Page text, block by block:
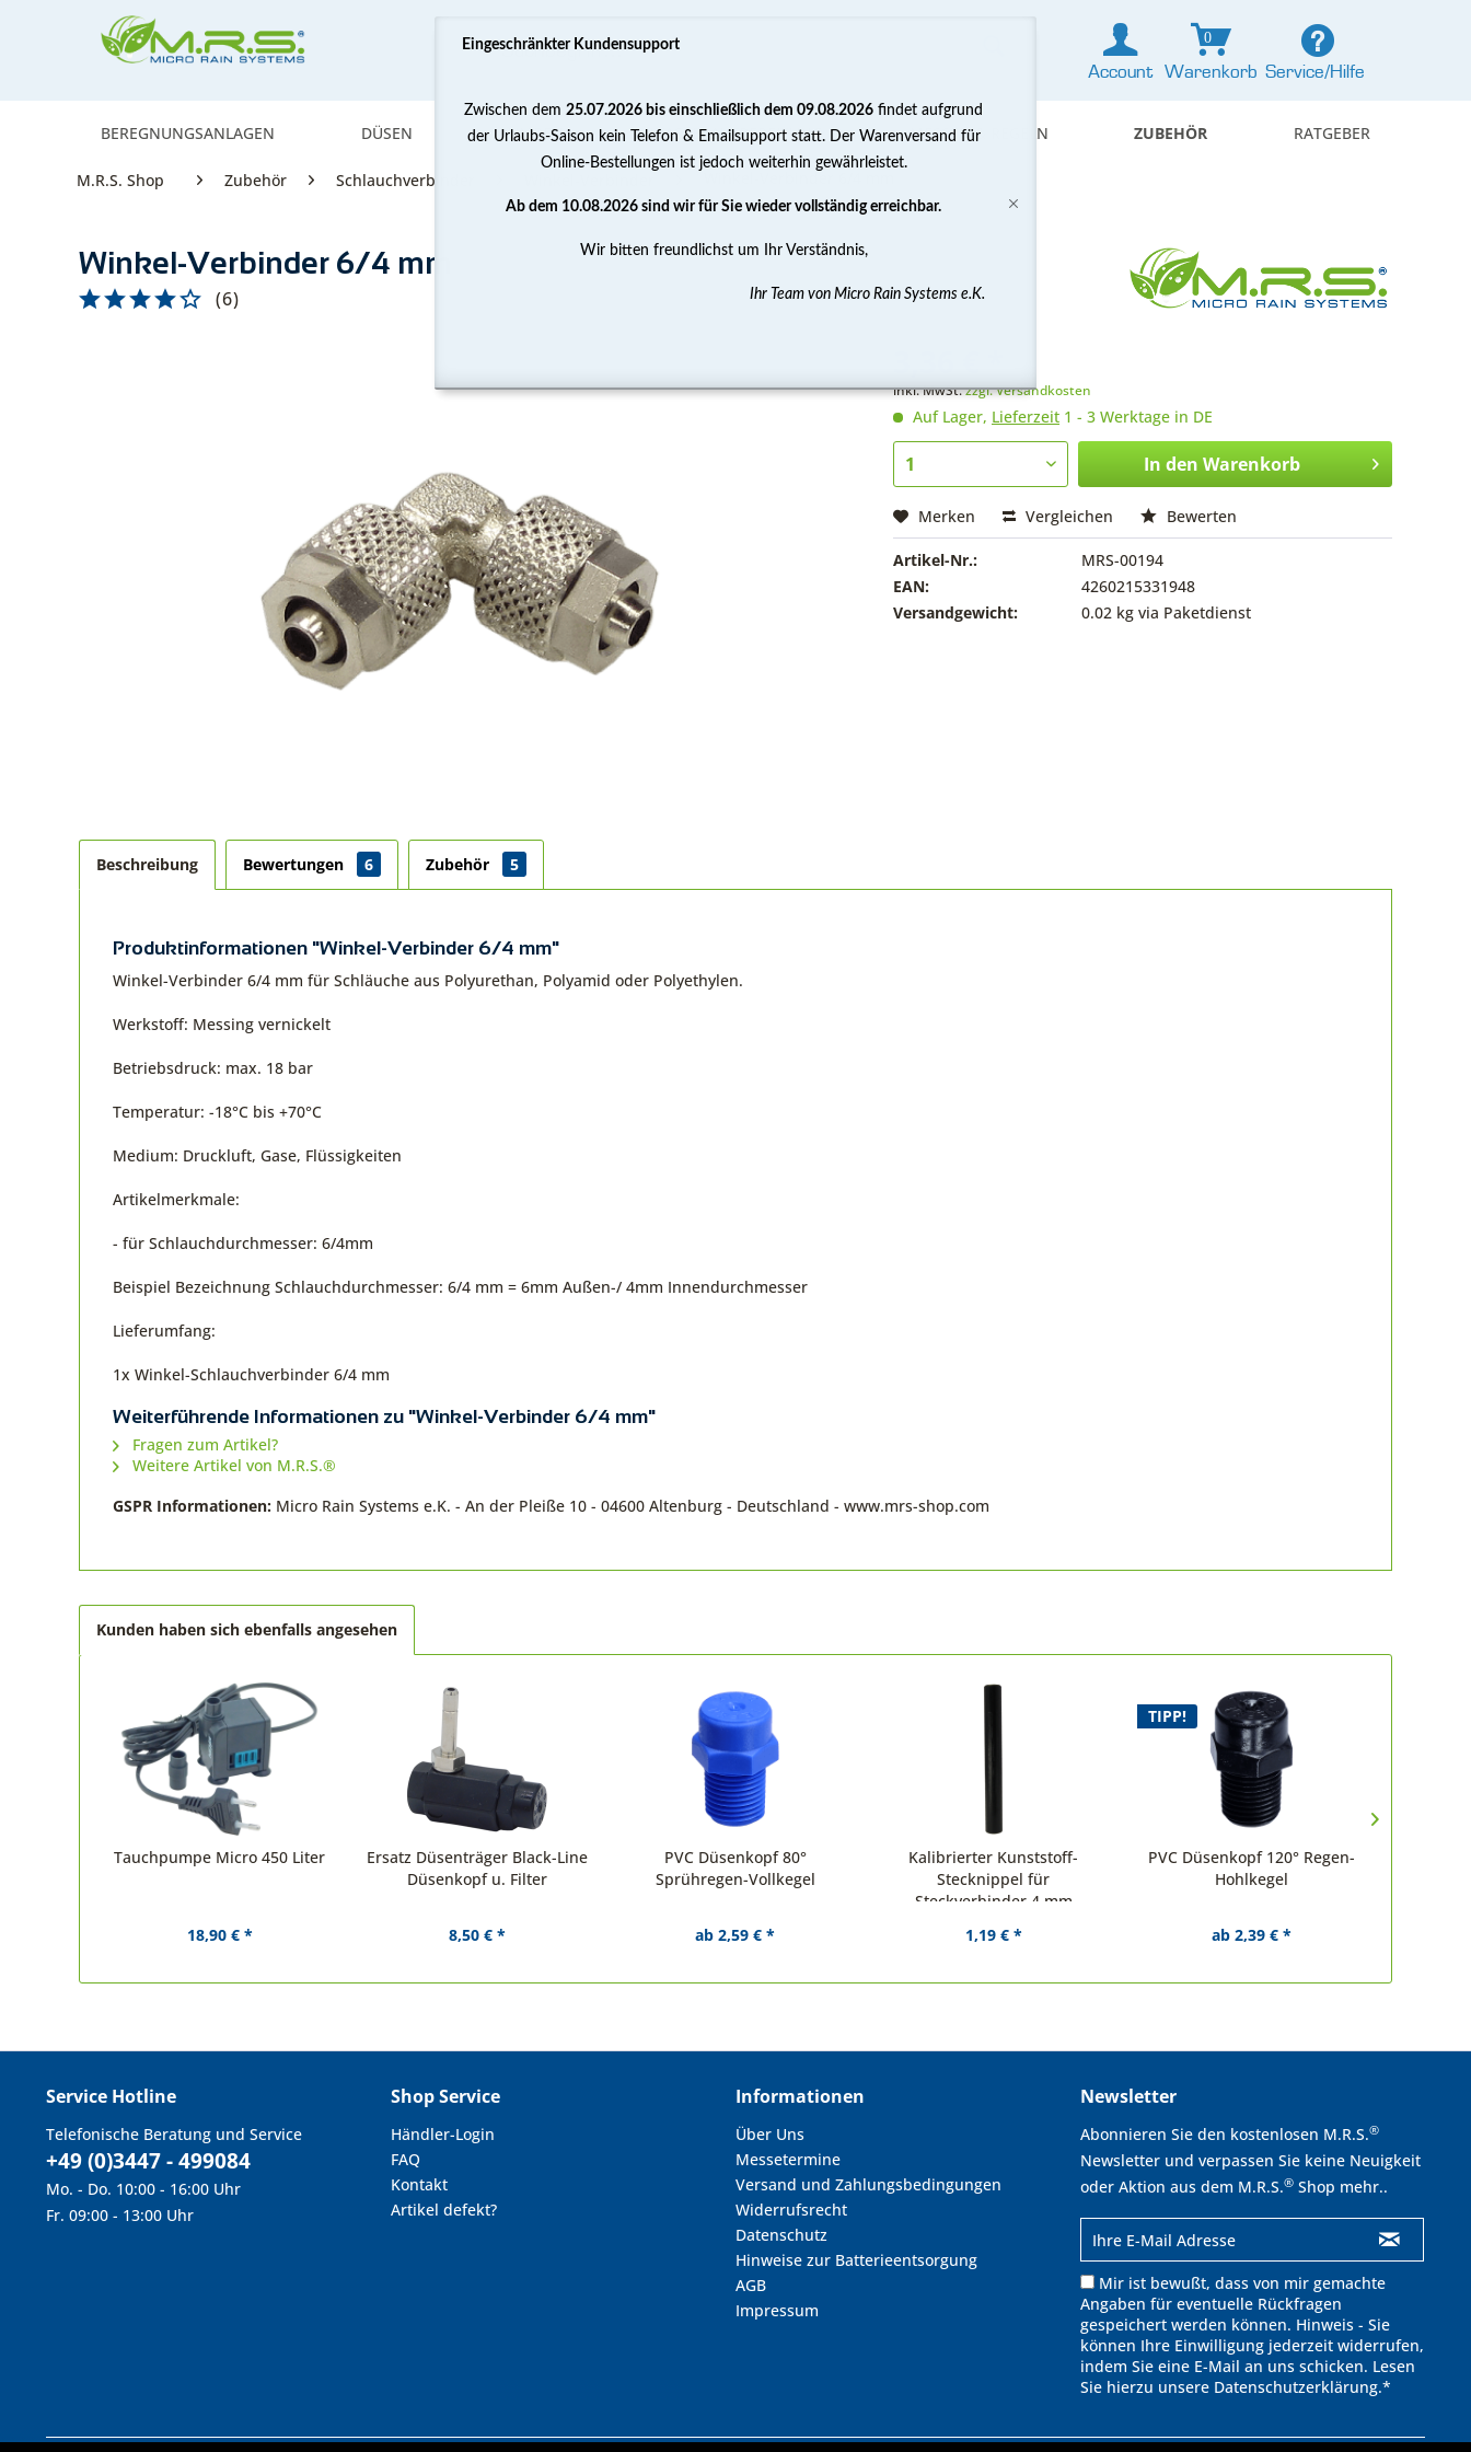
Service/Hilfe
Account
0
Warenkorb
BEREGNUNGSANLAGEN DÜSEN PUMPEN WASSERAUFBEREITUNG MESSEN & REGELN ZUBEHÖR RATGEBER
M.R.S. Shop Zubehör Schlauchverbinder Winkel-Verbinder 6/4 mm
Winkel-Verbinder 6/4 mm
(6)
inkl. MwSt.zzgl. Versandkosten
Auf Lager, Lieferzeit 1 - 3 Werktage in DE
In den Warenkorb
Merken Vergleichen Bewerten
Artikel-Nr.:
MRS-00194
EAN:
4260215331948
Versandgewicht:
0.02 kg via Paketdienst
Beschreibung Bewertungen 6 Zubehör 5
Produktinformationen "Winkel-Verbinder 6/4 mm"
Winkel-Verbinder 6/4 mm für Schläuche aus Polyurethan, Polyamid oder Polyethylen.
Werkstoff: Messing vernickelt
Betriebsdruck: max. 18 bar
Temperatur: -18°C bis +70°C
Medium: Druckluft, Gase, Flüssigkeiten
Artikelmerkmale:
- für Schlauchdurchmesser: 6/4mm
Beispiel Bezeichnung Schlauchdurchmesser: 6/4 mm = 6mm Außen-/ 4mm Innendurchmesser
Lieferumfang:
1x Winkel-Schlauchverbinder 6/4 mm
Weiterführende Informationen zu "Winkel-Verbinder 6/4 mm"
Fragen zum Artikel?
Weitere Artikel von M.R.S.®
GSPR Informationen: Micro Rain Systems e.K. - An der Pleiße 10 - 04600 Altenburg - Deutschland - www.mrs-shop.com
Kunden haben sich ebenfalls angesehen
Tauchpumpe Micro 450 Liter
18,90 € *
Ersatz Düsenträger Black-Line
Düsenkopf u. Filter
8,50 € *
PVC Düsenkopf 80°
Sprühregen-Vollkegel
ab 2,59 € *
Kalibrierter Kunststoff-
Stecknippel für
Steckverbinder 4 mm
1,19 € *
TIPP!
PVC Düsenkopf 120° Regen-
Hohlkegel
ab 2,39 € *
Service Hotline
Telefonische Beratung und Service
+49 (0)3447 - 499084
Mo. - Do. 10:00 - 16:00 Uhr
Fr. 09:00 - 13:00 Uhr
Shop Service
Händler-Login
FAQ
Kontakt
Artikel defekt?
Informationen
Über Uns
Messetermine
Versand und Zahlungsbedingungen
Widerrufsrecht
Datenschutz
Hinweise zur Batterieentsorgung
AGB
Impressum
Newsletter
Abonnieren Sie den kostenlosen M.R.S.®
Newsletter und verpassen Sie keine Neuigkeit
oder Aktion aus dem M.R.S.® Shop mehr..
Mir ist bewußt, dass von mir gemachte
Angaben für eventuelle Rückfragen
gespeichert werden können. Hinweis - Sie
können Ihre Einwilligung jederzeit widerrufen,
indem Sie eine E-Mail an uns schicken. Lesen
Sie hierzu unsere Datenschutzerklärung.*
Eingeschränkter Kundensupport
Zwischen dem 25.07.2026 bis einschließlich dem 09.08.2026 findet aufgrund
der Urlaubs-Saison kein Telefon & Emailsupport statt. Der Warenversand für
Online-Bestellungen ist jedoch weiterhin gewährleistet.
Ab dem 10.08.2026 sind wir für Sie wieder vollständig erreichbar.
Wir bitten freundlichst um Ihr Verständnis,
Ihr Team von Micro Rain Systems e.K.